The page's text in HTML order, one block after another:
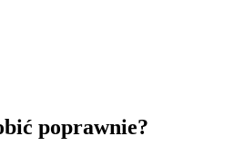
poprawnie?